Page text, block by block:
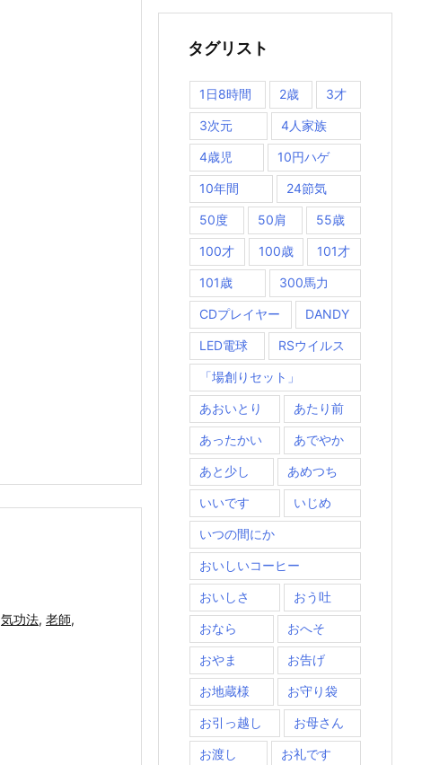
気功法, 老師,
タグリスト
1日8時間 2歳 3才
3次元 4人家族
4歳児 10円ハゲ
10年間 24節気
50度 50肩 55歳
100才 100歳 101才
101歳 300馬力
CDプレイヤー DANDY
LED電球 RSウイルス
「場創りセット」
あおいとり あたり前
あったかい あでやか
あと少し あめつち
いいです いじめ
いつの間にか
おいしいコーヒー
おいしさ おう吐
おなら おへそ
おやま お告げ
お地蔵様 お守り袋
お引っ越し お母さん
お渡し お礼です